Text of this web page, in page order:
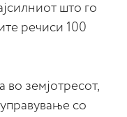
што го
речиси 100
во земјотресот,
со